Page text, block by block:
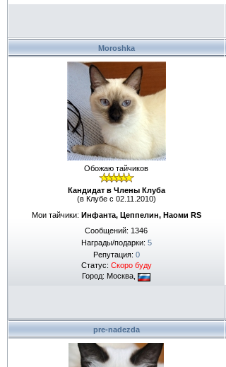
Moroshka
Обожаю тайчиков
Кандидат в Члены Клуба
(в Клубе с 02.11.2010)
Мои тайчики: Инфанта, Цеппелин, Наоми RS
Сообщений: 1346
Награды/подарки: 5
Репутация: 0
Статус: Скоро буду
Город: Москва,
pre-nadezda